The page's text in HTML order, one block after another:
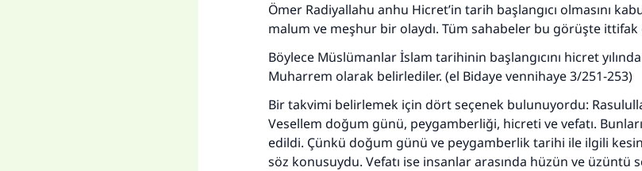
Ömer Radiyallahu anhu Hicret’in tarih başlangıcı olmasını
malum ve meşhur bir olaydı. Tüm sahabeler bu görüşte ittifak
Böylece Müslümanlar İslam tarihinin başlangıcını hicret
Muharrem olarak belirlediler. (el Bidaye vennihaye 3/251-253)
Bir takvimi belirlemek için dört seçenek bulunuyordu:
Vesellem doğum günü, peygamberliği, hicreti ve vefatı.
edildi. Çünkü doğum günü ve peygamberlik tarihi ile ilgili
söz konusuydu. Vefatı ise insanlar arasında hüzün ve üzüntü
Rasulullah ﷺ şöyle dedi:
Her kim bir hayra yol gösterirse , hayrı yapan
ona sevap yazılır.
(MUSLIM 1893)
Şimdi katkı yapın!